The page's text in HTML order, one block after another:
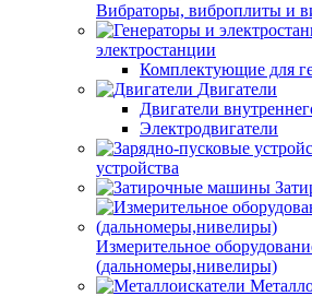
Вибраторы, виброплиты и
электростанции
Комплектующие для
Двигатели
Двигатели
Электродвигатели
устройства
Измерительное
(дальномеры,нивелиры)